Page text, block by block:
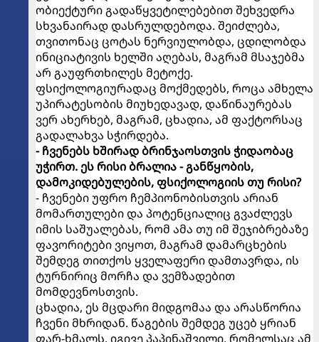
ობიექტური გადაწყვეტილებებით შეხვედრა
სხვანაირად დასრულდებოდა. შეიძლება,
თვითონაც ცოტას ნერვიულობდა, ცდილობდა
ინიციატივის ხელში აღებას, მაგრამ მსაჯებმა
არ გაუფრთხილეს მეტოქე.
ფსიქოლოგიურადაც მოქმედებს, როცა ამხელა
უპირატესობის მიუხედავად, დაწინაურებას
ვერ ახერხებ, მაგრამ, ცხადია, ამ ფაქტორსაც
გადალახვა სჭირდება.
- ჩვენებს ხშირად ბრინჯაოსთვის ჭიდაობაც
უჭირთ. ეს რისი ბრალია - განწყობის,
დამოკიდებულების, ფსიქოლოგიის თუ რისი?
- ჩვენები უფრო ჩემპიონობისთვის არიან
მომართულები და პოტენციალიც გვაძლევს
იმის საშუალებას, რომ ამა თუ იმ შეჯიბრებაზე
ფავორიტები ვიყოთ, მაგრამ დამარცხების
შემდეგ თითქოს ყველაფერი დამთავრდა, ის
ტურნირიც მორჩა და ვემზადებით
მომდევნოსთვის.
ცხადია, ეს მცდარი მიდგომაა და არასწორია
ჩვენი მხრიდან. წაგების შემდეგ უცებ ყრიან
ფარ-ხმალს. იგივე პაპინაშვილი, რომელსაც ამ